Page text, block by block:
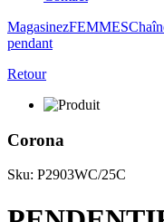
MagasinezFEMMES
pendant
Retour
Corona
Sku: P2903WC/25C